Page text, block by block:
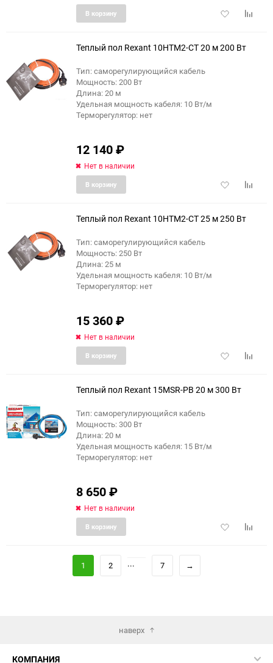
Добавить
В корзину
Теплый пол Rexant 10HTM2-CT 20 м 200 Вт
Тип: саморегулирующийся кабель
Мощность: 200 Вт
Длина: 20 м
Удельная мощность кабеля: 10 Вт/м
Терморегулятор: нет
12 140₽
Нет в наличии
Добавить
В корзину
Теплый пол Rexant 10HTM2-CT 25 м 250 Вт
Тип: саморегулирующийся кабель
Мощность: 250 Вт
Длина: 25 м
Удельная мощность кабеля: 10 Вт/м
Терморегулятор: нет
15 360₽
Нет в наличии
Добавить
В корзину
Теплый пол Rexant 15MSR-PB 20 м 300 Вт
Тип: саморегулирующийся кабель
Мощность: 300 Вт
Длина: 20 м
Удельная мощность кабеля: 15 Вт/м
Терморегулятор: нет
8 650₽
Нет в наличии
Добавить
В корзину
1 2 ... 7 →
наверх
КОМПАНИЯ